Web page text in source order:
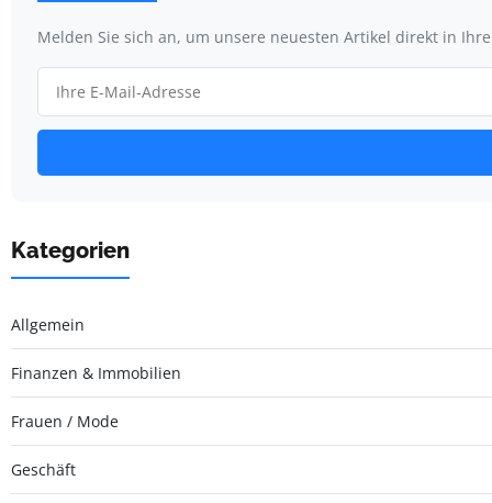
Melden Sie sich an, um unsere neuesten Artikel direkt in
Kategorien
Allgemein
Finanzen & Immobilien
Frauen / Mode
Geschäft